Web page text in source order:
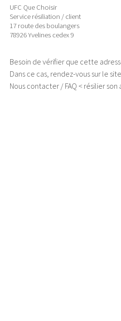
UFC Que Choisir
Service résiliation / client
17 route des boulangers
78926 Yvelines cedex 9
Besoin de vérifier que cette
Dans ce cas, rendez-vous sur le
Nous contacter / FAQ < résilier son